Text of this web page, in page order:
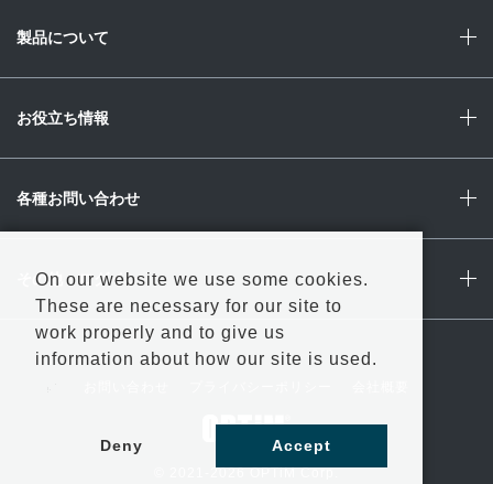
製品について
お役立ち情報
各種お問い合わせ
その他・ログイン
© 2021-2026 OPTiM Corp.
On our website we use some cookies.
These are necessary for our site to
work properly and to give us
information about how our site is used.
Deny Accept